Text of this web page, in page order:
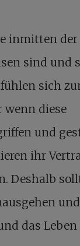
inmitten der
sind und
sich
wenn diese
und
ihr
Deshalb
und
das Leben